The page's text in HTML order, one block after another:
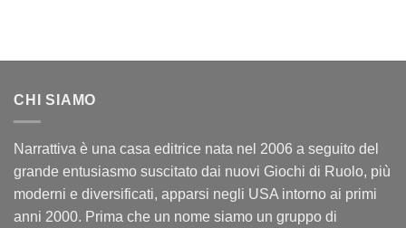
CHI SIAMO
Narrattiva è una casa editrice nata nel 2006 a seguito del
grande entusiasmo suscitato dai nuovi Giochi di Ruolo, più
moderni e diversificati, apparsi negli USA intorno ai primi
anni 2000. Prima che un nome siamo un gruppo di